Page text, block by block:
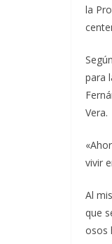
la
para
Vera.
vivir
Al
que
osos